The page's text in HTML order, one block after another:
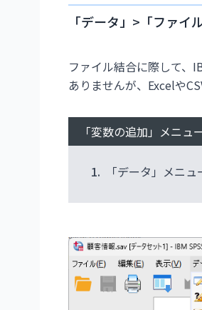
「データ」>「ファイ
ファイル結合に際して、
ありませんが、Excelや
「変数の追加」メニュ
1. 「データ」メニ